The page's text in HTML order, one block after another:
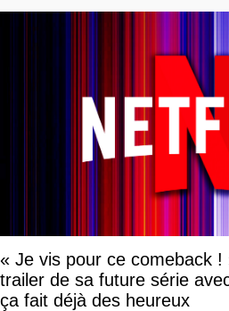
« Je vis pour ce comeback !
trailer de sa future série
ça fait déjà des heureux